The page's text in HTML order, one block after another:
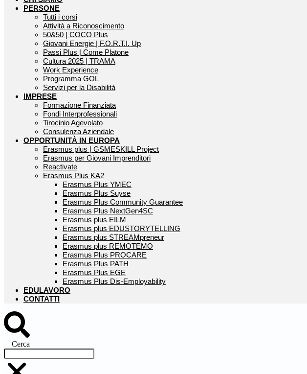
PERSONE
Tutti i corsi
Attività a Riconoscimento
50&50 | COCO Plus
Giovani Energie | F.O.R.T.I. Up
Passi Plus | Come Platone
Cultura 2025 | TRAMA
Work Experience
Programma GOL
Servizi per la Disabilità
IMPRESE
Formazione Finanziata
Fondi Interprofessionali
Tirocinio Agevolato
Consulenza Aziendale
OPPORTUNITÀ IN EUROPA
Erasmus plus | GSMESKILL Project
Erasmus per Giovani Imprenditori
Reactivate
Erasmus Plus KA2
Erasmus Plus YMEC
Erasmus Plus Suyse
Erasmus Plus Community Guarantee
Erasmus Plus NextGen4SC
Erasmus plus EILM
Erasmus plus EDUSTORYTELLING
Erasmus plus STREAMpreneur
Erasmus plus REMOTEMO
Erasmus Plus PROCARE
Erasmus Plus PATH
Erasmus Plus EGE
Erasmus Plus Dis-Employability
EDULAVORO
CONTATTI
Cerca